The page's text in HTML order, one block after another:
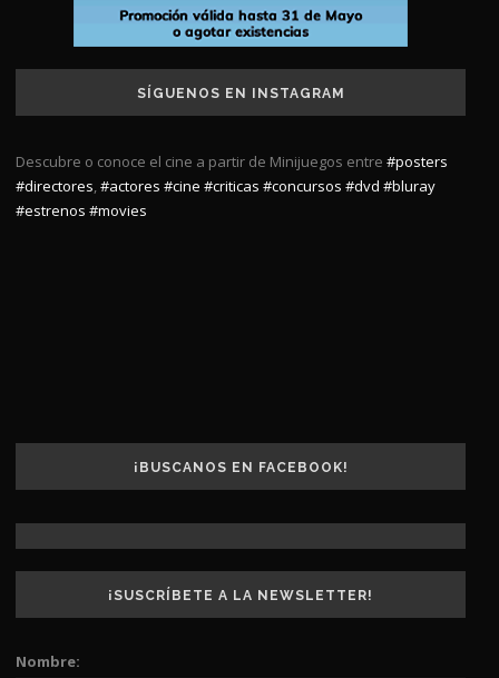
SÍGUENOS EN INSTAGRAM
Descubre o conoce el cine a partir de Minijuegos entre #posters
#directores,#actores #cine #criticas #concursos #dvd #bluray
#estrenos #movies
¡BUSCANOS EN FACEBOOK!
¡SUSCRÍBETE A LA NEWSLETTER!
Nombre: